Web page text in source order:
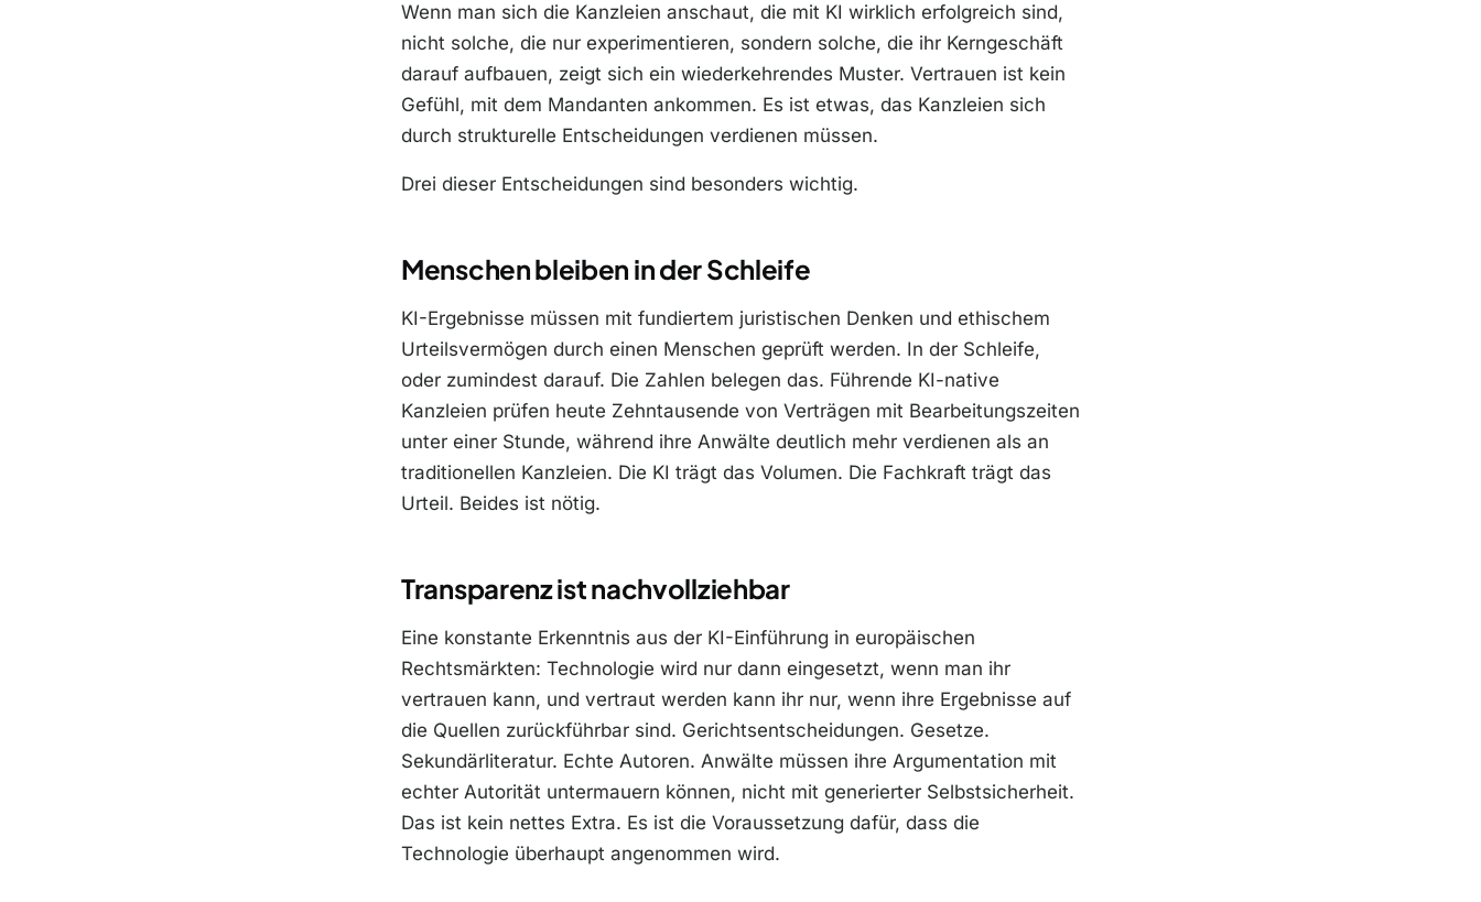
Wenn man sich die Kanzleien anschaut, die mit KI wirklich erfolgreich sind,
nicht solche, die nur experimentieren, sondern solche, die ihr Kerngeschäft
darauf aufbauen, zeigt sich ein wiederkehrendes Muster. Vertrauen ist kein
Gefühl, mit dem Mandanten ankommen. Es ist etwas, das Kanzleien sich
durch strukturelle Entscheidungen verdienen müssen.
Drei dieser Entscheidungen sind besonders wichtig.
Menschen bleiben in der Schleife
KI-Ergebnisse müssen mit fundiertem juristischen Denken und ethischem
Urteilsvermögen durch einen Menschen geprüft werden. In der Schleife,
oder zumindest darauf. Die Zahlen belegen das. Führende KI-native
Kanzleien prüfen heute Zehntausende von Verträgen mit Bearbeitungszeiten
unter einer Stunde, während ihre Anwälte deutlich mehr verdienen als an
traditionellen Kanzleien. Die KI trägt das Volumen. Die Fachkraft trägt das
Urteil. Beides ist nötig.
Transparenz ist nachvollziehbar
Eine konstante Erkenntnis aus der KI-Einführung in europäischen
Rechtsmärkten: Technologie wird nur dann eingesetzt, wenn man ihr
vertrauen kann, und vertraut werden kann ihr nur, wenn ihre Ergebnisse auf
die Quellen zurückführbar sind. Gerichtsentscheidungen. Gesetze.
Sekundärliteratur. Echte Autoren. Anwälte müssen ihre Argumentation mit
echter Autorität untermauern können, nicht mit generierter Selbstsicherheit.
Das ist kein nettes Extra. Es ist die Voraussetzung dafür, dass die
Technologie überhaupt angenommen wird.